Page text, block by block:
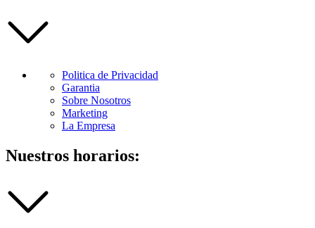
Politica de Privacidad
Garantia
Sobre Nosotros
Marketing
La Empresa
Nuestros horarios: